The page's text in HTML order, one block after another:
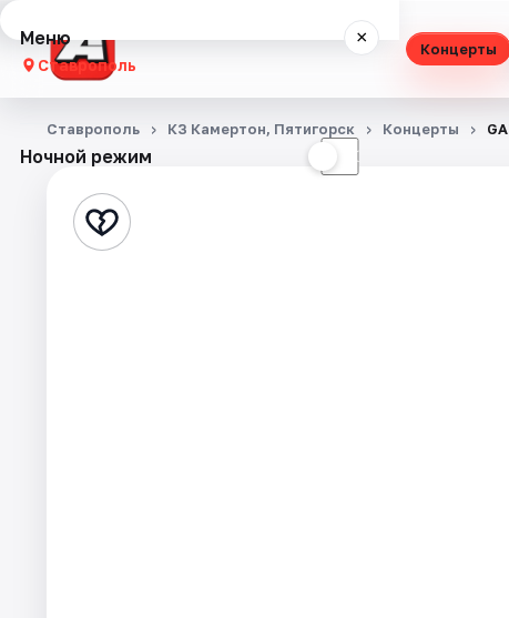
Концерты
Меню ×
Ставрополь
Концерты
Стендап
Ночной режим ☾
Ставрополь КЗ Камертон, Пятигорск Концерты